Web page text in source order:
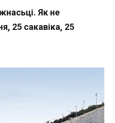
Як не
25 сакавіка, 25